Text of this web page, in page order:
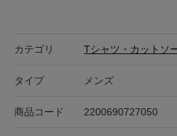
カテゴリ Tシャツ・カットソ
タイプ メンズ
商品コード 2200690727050